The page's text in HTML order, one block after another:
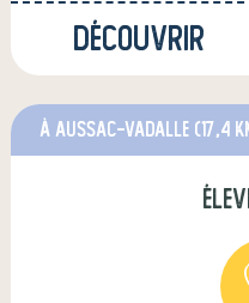
Découvrir
à Aussac-Vadalle (17,4